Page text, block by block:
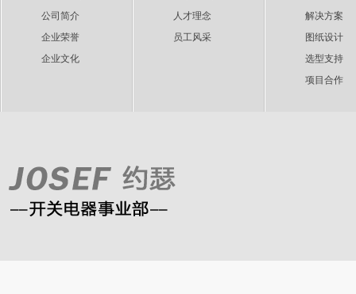
公司简介
企业荣誉
企业文化
人才理念
员工风采
解决方案
图纸设计
选型支持
项目合作